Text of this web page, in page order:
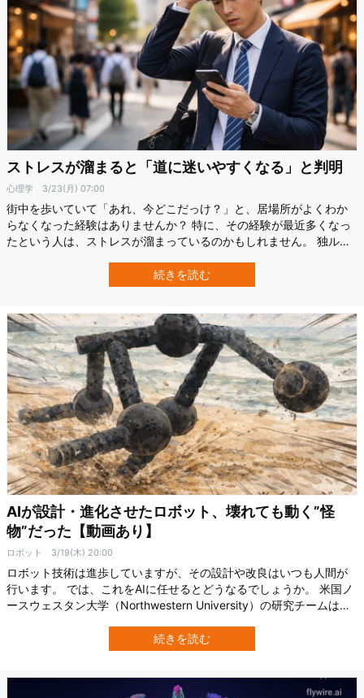
ストレスが溜まると「道に迷いやすくなる」と判明
心理学 3/23(月) 07:00
街中を歩いていて「あれ、今どこだっけ？」と、居場所がよくわか
らなくなった経験はありませんか？ 特に、その経験が最近多くなっ
たという人は、ストレスが溜まっているのかもしれません。 独ルー
に迷いやすくなることが明らかになりました。 その原因は一体何な
のでしょうか？ 研究の詳細は2026年3月12日付で学術誌『PLOS
続きを読む
AIが設計・進化させたロボット、壊れても動く”怪
物”だった【動画あり】
ロボット 3/19(木) 20:00
ロボット技術は進歩していますが、その設計や改良はいつも人間が
行います。 では、これをAIに任せるとどうなるでしょうか。 米国ノ
ースウェスタン大学（Northwestern University）の研究チームは、
探し、その結果得られた設計を現実世界でそのまま動かすことに成
功しました。 こうして得られたロボットは、従来の脚型ロボットと
続きを読む